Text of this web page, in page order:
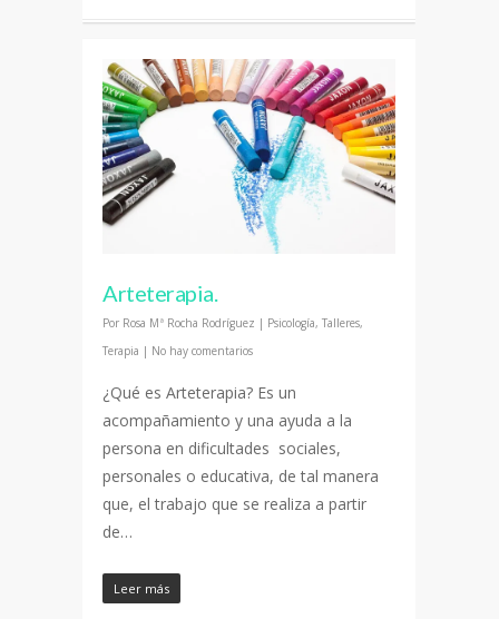
Arteterapia.
Por Rosa Mª Rocha Rodríguez | Psicología, Talleres,
Terapia | No hay comentarios
¿Qué es Arteterapia? Es un
acompañamiento y una ayuda a la
persona en dificultades sociales,
personales o educativa, de tal manera
que, el trabajo que se realiza a partir
de…
Leer más